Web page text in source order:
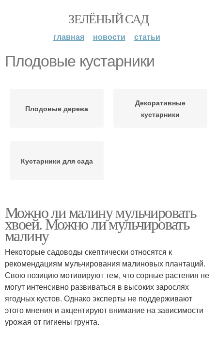
ЗЕЛЁНЫЙ САД
главная новости статьи
Плодовые кустарники
Плодовые дерева
Декоративные
кустарники
Кустарники для сада
Можно ли малину мульчировать
хвоей. Можно ли мульчировать
малину
Некоторые садоводы скептически относятся к
рекомендациям мульчирования малиновых плантаций.
Свою позицию мотивируют тем, что сорные растения не
могут интенсивно развиваться в высоких зарослях
ягодных кустов. Однако эксперты не поддерживают
этого мнения и акцентируют внимание на зависимости
урожая от гигиены грунта.